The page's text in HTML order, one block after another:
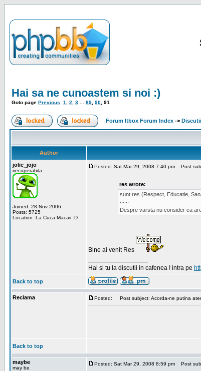
Hai sa ne cunoastem si noi :)
Goto page Previous 1 2 3 89 90 91
Forum Itbox Forum Index ->
Author
jolie_jojo
irecuperabila
Joined: 28 Nov 2006
Posts: 5725
Location: La Cuca Macaii :D
Posted: Sat Mar 29, 2008 7:40 pm Post
res wrote:
sunt res (Respect, Educatie,
Despre varsta nu consider ca
Bine ai venit Res
Hai si tu la discutii in cafenea ! intra pe
Back to top
Reclama Posted: Post subject: Acorda-ne putina
Back to top
maybe
may be
Posted: Sat Mar 29, 2008 8:59 pm Post